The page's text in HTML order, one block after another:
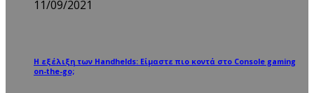
11/09/2021
Η εξέλιξη των Handhelds: Είμαστε πιο κοντά στο Console gaming
on-the-go;